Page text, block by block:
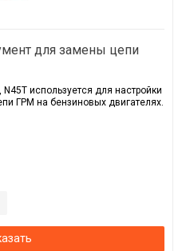
для замены цепи
используется для настройки
ГРМ на бензиновых двигателях.